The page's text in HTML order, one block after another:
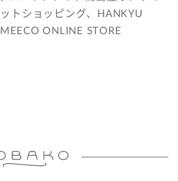
トショッピング、HANKYU
ONLINE STORE